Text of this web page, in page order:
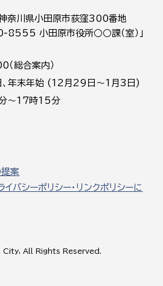
川県小田原市荻窪300番地
8555 小田原市役所○○課（室）」
総合案内）
、年末年始 (12月29日～1月3日)
～17時15分
提案
イバシーポリシー・リンクポリシーに
All Rights Reserved.